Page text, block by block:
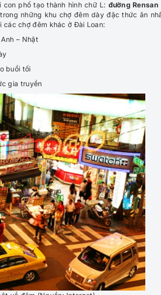
phố tạo thành hình chữ L: đường Rensan
những khu chợ đêm dày đặc thức ăn
các chợ đêm khác ở Đài Loan:
– Nhật
buổi tối
gia truyền